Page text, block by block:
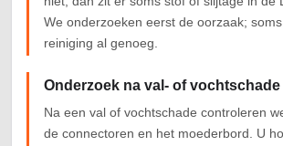
We onderzoeken eerst de oorzaak;
reiniging al genoeg.
Onderzoek na val- of vochtschade
Na een val of vochtschade controleren
de connectoren en het moederbord. U